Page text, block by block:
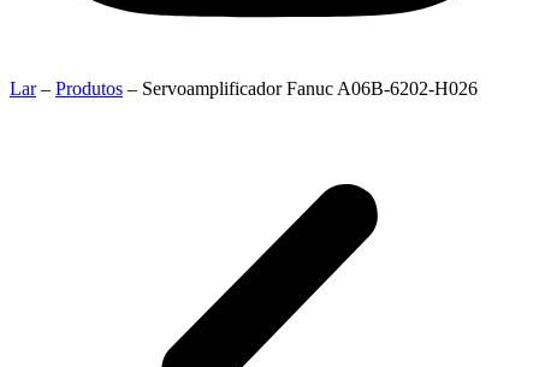
Lar– Produtos – Servoamplificador Fanuc A06B-6202-H026